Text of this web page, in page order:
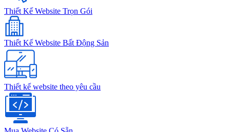
Thiết Kế Website Trọn Gói
Thiết Kế Website Bất Động Sản
Thiết kế website theo yêu cầu